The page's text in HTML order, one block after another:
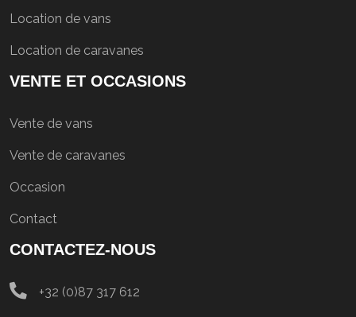
Location de vans
Location de caravanes
VENTE ET OCCASIONS
Vente de vans
Vente de caravanes
Occasion
Contact
CONTACTEZ-NOUS
+32 (0)87 317 612